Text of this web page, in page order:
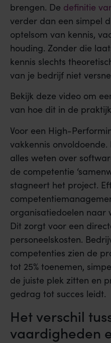
brengen. De definitie
verder dan een simpel
optelsom van kennis,
houding. Zonder die
kennis slechts
van je bedrijf niet
Bekijk deze video om
van hoe dit in de
Voor een High-
vakkennis
alles weten over
de competentie
stagneert het project.
organisatiedoelen
Dit zorgt voor een
personeelskosten.
competenties zien de
tot 25% toenemen,
de juiste plek zitten en
gedrag tot succes leidt.
Het verschil
vaardigheden